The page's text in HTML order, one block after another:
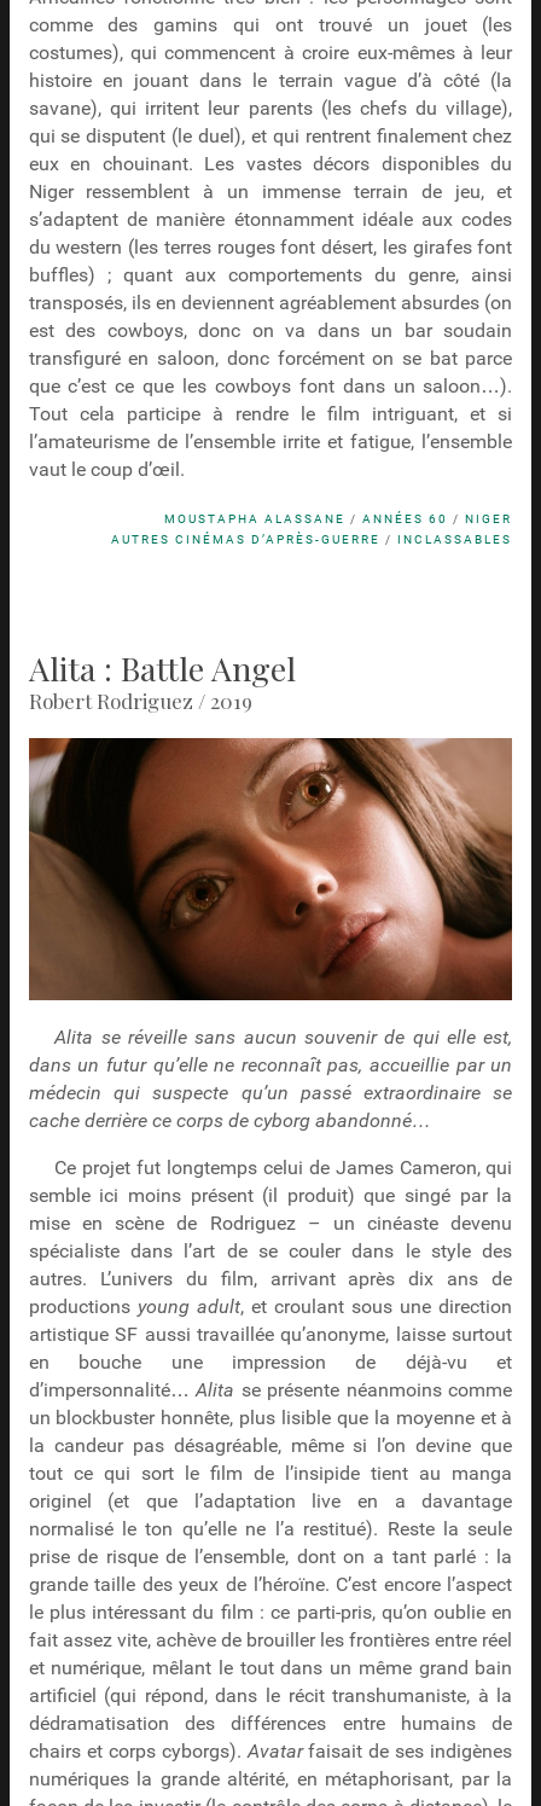
comme des gamins qui ont trouvé un jouet (les
costumes), qui commencent à croire eux-mêmes à leur
histoire en jouant dans le terrain vague d’à côté (la
savane), qui irritent leur parents (les chefs du village),
qui se disputent (le duel), et qui rentrent finalement chez
eux en chouinant. Les vastes décors disponibles du
Niger ressemblent à un immense terrain de jeu, et
s’adaptent de manière étonnamment idéale aux codes
du western (les terres rouges font désert, les girafes font
buffles) ; quant aux comportements du genre, ainsi
transposés, ils en deviennent agréablement absurdes (on
est des cowboys, donc on va dans un bar soudain
transfiguré en saloon, donc forcément on se bat parce
que c’est ce que les cowboys font dans un saloon…).
Tout cela participe à rendre le film intriguant, et si
l’amateurisme de l’ensemble irrite et fatigue, l’ensemble
vaut le coup d’œil.
MOUSTAPHA ALASSANE /ANNÉES 60 /NIGER
AUTRES CINÉMAS D’APRÈS-GUERRE /INCLASSABLES
Alita : Battle Angel
Robert Rodriguez / 2019
Alita se réveille sans aucun souvenir de qui elle est,
dans un futur qu’elle ne reconnaît pas, accueillie par un
médecin qui suspecte qu’un passé extraordinaire se
cache derrière ce corps de cyborg abandonné…
Ce projet fut longtemps celui de James Cameron, qui
semble ici moins présent (il produit) que singé par la
mise en scène de Rodriguez – un cinéaste devenu
spécialiste dans l’art de se couler dans le style des
autres. L’univers du film, arrivant après dix ans de
productions young adult, et croulant sous une direction
artistique SF aussi travaillée qu’anonyme, laisse surtout
en bouche une impression de déjà-vu et
d’impersonnalité…Alita se présente néanmoins comme
un blockbuster honnête, plus lisible que la moyenne et à
la candeur pas désagréable, même si l’on devine que
tout ce qui sort le film de l’insipide tient au manga
originel (et que l’adaptation live en a davantage
normalisé le ton qu’elle ne l’a restitué). Reste la seule
prise de risque de l’ensemble, dont on a tant parlé : la
grande taille des yeux de l’héroïne. C’est encore l’aspect
le plus intéressant du film : ce parti-pris, qu’on oublie en
fait assez vite, achève de brouiller les frontières entre réel
et numérique, mêlant le tout dans un même grand bain
artificiel (qui répond, dans le récit transhumaniste, à la
dédramatisation des différences entre humains de
chairs et corps cyborgs).Avatarfaisait de ses indigènes
numériques la grande altérité, en métaphorisant, par la